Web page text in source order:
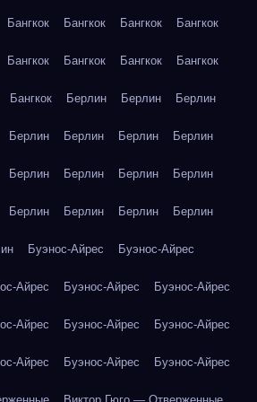
Бангкок Бангкок Бангкок Бангкок
Бангкок Бангкок Бангкок Бангкок
Бангкок Берлин Берлин Берлин
Берлин Берлин Берлин Берлин
Берлин Берлин Берлин Берлин
Берлин Берлин Берлин Берлин
Буэнос-Айрес Буэнос-Айрес
Айрес Буэнос-Айрес Буэнос-Айрес
Айрес Буэнос-Айрес Буэнос-Айрес
Айрес Буэнос-Айрес Буэнос-Айрес